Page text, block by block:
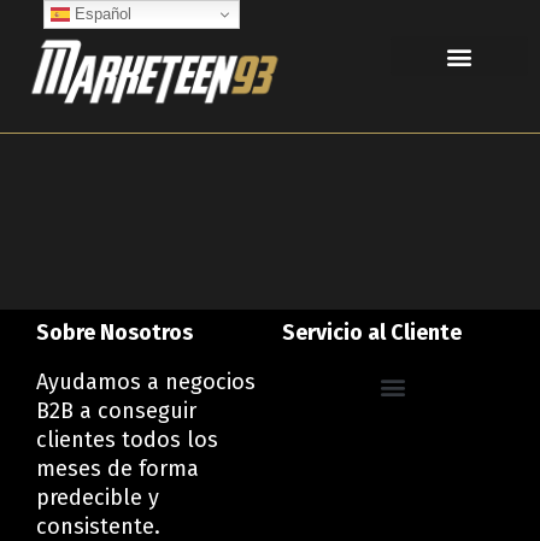
contenido
Sobre Nosotros
Ayudamos a negocios
B2B a conseguir
clientes todos los
meses de forma
predecible y
consistente.
Servicio al Cliente
Español